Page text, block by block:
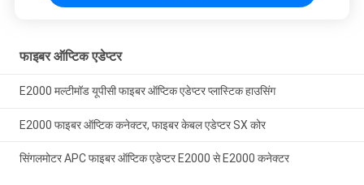
फाइबर ऑप्टिक एडेप्टर
E2000 मल्टीमॉड यूपीसी फाइबर ऑप्टिक एडेप्टर प्लास्टिक हाउसिंग
E2000 फाइबर ऑप्टिक कनेक्टर, फाइबर केबल एडेप्टर SX कोर
सिंगलमोटर APC फाइबर ऑप्टिक एडेप्टर E2000 से E2000 कनेक्टर